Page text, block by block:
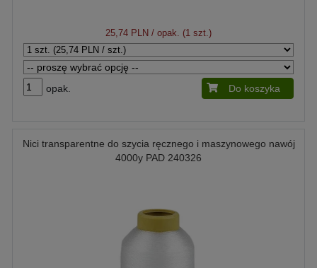
25,74 PLN / opak. (1 szt.)
opak. Do koszyka
Nici transparentne do szycia ręcznego i maszynowego nawój
4000y PAD 240326